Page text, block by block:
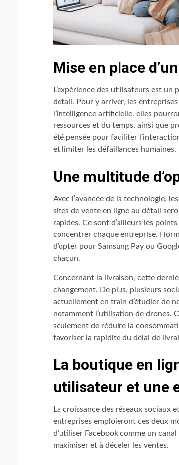
Mise en place
L’expérience des utilisateurs est
détail. Pour y arriver, les
l’intelligence artificielle, elles
ressources et du temps, ainsi que
été pensée pour faciliter
et limiter les défaillances humaines.
Une multitude
Avec l’avancée de la technologie,
sites de vente en ligne au détail
rapides. Ce sont d’ailleurs les
concentrer chaque entreprise.
d’opter pour Samsung Pay ou
chacun.
Concernant la livraison, cette
changement. De plus, plusieurs
actuellement en train d’étudier de
notamment l’utilisation de drones.
seulement de réduire la
favoriser la rapidité du délai de
La boutique en
utilisateur et une
La croissance des réseaux sociaux
entreprises emploieront ces deux
d’utiliser Facebook comme un
maximiser et à déceler les ventes.